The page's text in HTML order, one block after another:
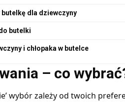
butelkę dla dziewczyny
butelki
i chłopaka w butelce
– co
wybór zależy od twoich